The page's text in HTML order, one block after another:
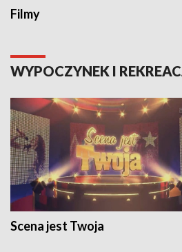
Filmy
WYPOCZYNEK I
Scena jest Twoja